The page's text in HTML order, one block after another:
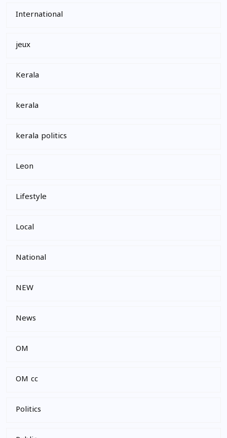
International
jeux
Kerala
kerala
kerala politics
Leon
Lifestyle
Local
National
NEW
News
OM
OM cc
Politics